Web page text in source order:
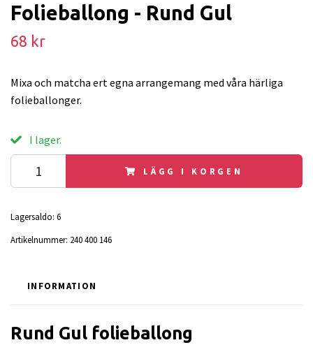
Folieballong - Rund Gul
68 kr
Mixa och matcha ert egna arrangemang med våra härliga
folieballonger.
I lager.
LÄGG I KORGEN
Lagersaldo: 6
Artikelnummer: 240 400 146
INFORMATION
Rund Gul folieballong